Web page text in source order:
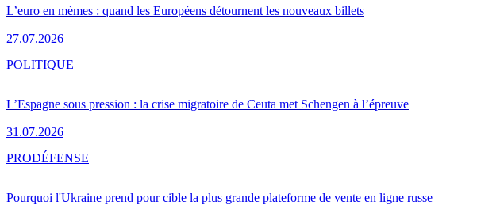
L’euro en mèmes : quand les Européens détournent les nouveaux billets
27.07.2026
L’Espagne sous pression : la crise migratoire de Ceuta met Schengen à l’épreuve
31.07.2026
POLITIQUE
Pourquoi l'Ukraine prend pour cible la plus grande plateforme de vente en ligne russe
PRODÉFENSE